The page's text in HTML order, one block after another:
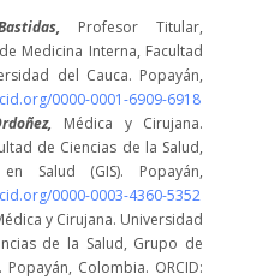
Profesor Titular,
Medicina Interna, Facultad
del Cauca. Popayán,
0000-0001-6909-6918
Médica y Cirujana.
de Ciencias de la Salud,
Salud (GIS). Popayán,
0000-0003-4360-5352
y Cirujana. Universidad
de la Salud, Grupo de
Popayán, Colombia. ORCID: